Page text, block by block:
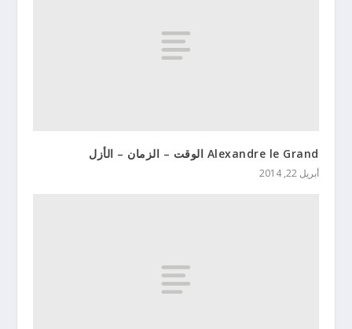
Alexandre le Grand الوقت – الزمان – الأزل
أبريل 22, 2014